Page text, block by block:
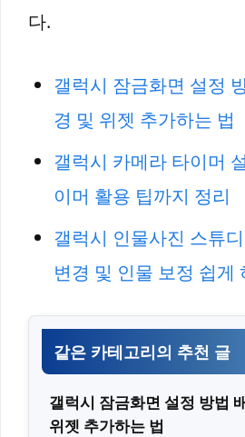
다.
갤럭시 잠금화면 설정
경 및 위젯 추가하는 법
갤럭시 카메라 타이머
이머 활용 팁까지 정리
갤럭시 인물사진 스튜
변경 및 인물 보정 쉽게
같은 카테고리의 추천 글
갤럭시 잠금화면 설정 방법
위젯 추가하는 법